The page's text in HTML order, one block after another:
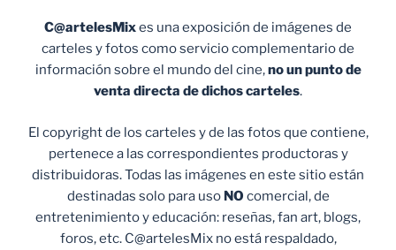
C@artelesMixes una exposición de imágenes de
carteles y fotos como servicio complementario de
información sobre el mundo del cine,no un punto de
venta directa de dichos carteles.
El copyright de los carteles y de las fotos que contiene,
pertenece a las correspondientes productoras y
distribuidoras. Todas las imágenes en este sitio están
destinadas solo para uso NO comercial, de
entretenimiento y educación: reseñas, fan art, blogs,
foros, etc. C@artelesMix no está respaldado,